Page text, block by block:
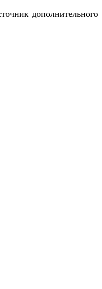
дополнительного